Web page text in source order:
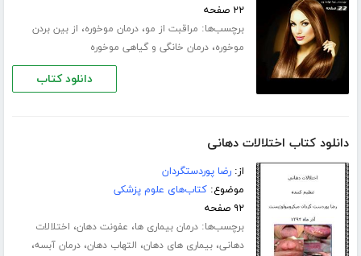
۲۲ صفحه
برچسب‌ها: مراقبت از مو،درمان موخوره، از بین بردن
موخوره،درمان خانگی و گیاهی موخوره
دانلود کتاب
دانلود کتاب اختلالات دهانی
از:رضا پوردستگردان
موضوع:کتاب‌های علوم پزشکی
۹۲ صفحه
برچسب‌ها:درمان بیماری ها، عفونت دهان، اختلالات
دهانی،بیماری های دهان، التهاب دهان،درمان آبسه،